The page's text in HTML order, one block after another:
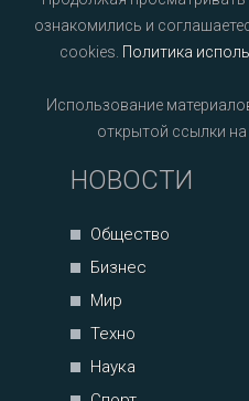
ознакомились и
cookies. Политика
Использование
открытой ссылки
НОВОСТИ
Общество
Бизнес
Мир
Техно
Наука